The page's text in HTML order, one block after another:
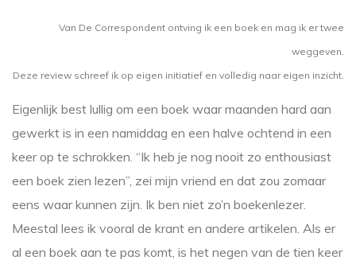
Van De Correspondent ontving ik een boek en mag ik er twee
weggeven.
Deze review schreef ik op eigen initiatief en volledig naar eigen inzicht.
Eigenlijk best lullig om een boek waar maanden hard aan
gewerkt is in een namiddag en een halve ochtend in een
keer op te schrokken. “Ik heb je nog nooit zo enthousiast
een boek zien lezen”, zei mijn vriend en dat zou zomaar
eens waar kunnen zijn. Ik ben niet zo’n boekenlezer.
Meestal lees ik vooral de krant en andere artikelen. Als er
al een boek aan te pas komt, is het negen van de tien keer